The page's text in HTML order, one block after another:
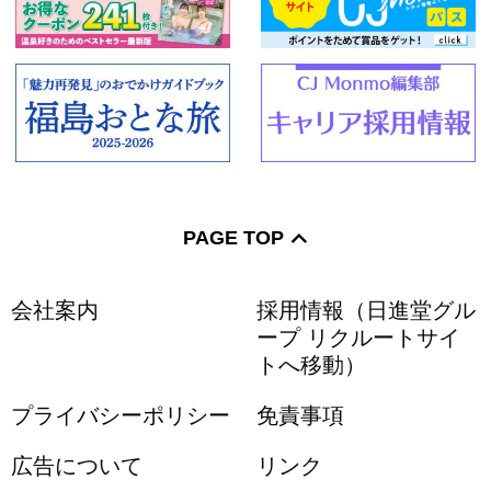
PAGE TOP
会社案内
採用情報（日進堂グル
ープ リクルートサイ
トへ移動）
プライバシーポリシー 免責事項
広告について リンク